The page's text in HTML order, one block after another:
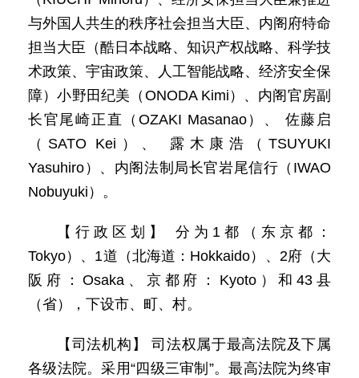
与外国人共生的秩序社会担当大臣、内阁府特命
担当大臣（酷日本战略、知识产权战略、科学技
术政策、宇宙政策、人工智能战略、经济安全保
障）小野田纪美（ONODA Kimi）、内阁官房副
长官尾崎正直（OZAKI Masanao）、 佐藤启
（SATO Kei）、 露木康浩（TSUYUKI
Yasuhiro）、内阁法制局长官岩尾信行（IWAO
Nobuyuki）。
【行政区划】 分为1都（东京都：
Tokyo）、1道（北海道：Hokkaido）、2府（大
阪府：Osaka、京都府：Kyoto）和43县
（省），下设市、町、村。
【司法机构】 司法权属于最高法院及下属
各级法院。采用“四级三审制”。最高法院为终审